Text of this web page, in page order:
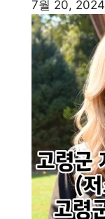
7월 20, 2024